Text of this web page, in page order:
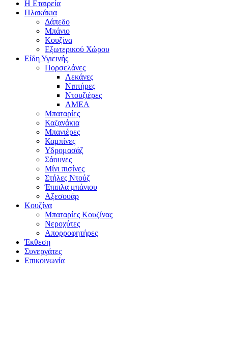
Η Εταιρεία
Πλακάκια
Δάπεδο
Μπάνιο
Κουζίνα
Εξωτερικού Χώρου
Είδη Υγιεινής
Πορσελάνες
Λεκάνες
Νιπτήρες
Ντουζιέρες
ΑΜΕΑ
Μπαταρίες
Καζανάκια
Μπανιέρες
Καμπίνες
Υδρομασάζ
Σάουνες
Μίνι πισίνες
Στήλες Ντούζ
Έπιπλα μπάνιου
Αξεσουάρ
Κουζίνα
Μπαταρίες Κουζίνας
Νεροχύτες
Απορροφητήρες
Έκθεση
Συνεργάτες
Επικοινωνία